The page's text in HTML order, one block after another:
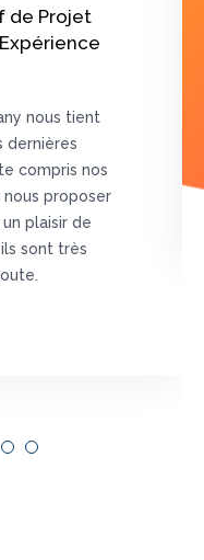
de Projet
nous tient
dernières
compris nos
proposer
plaisir de
sont très